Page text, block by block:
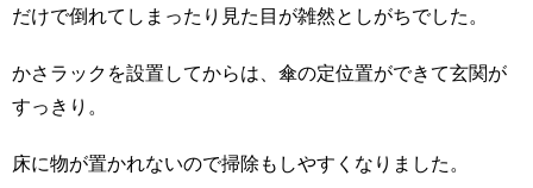
だけで倒れてしまったり見た目が雑然としがちでした。
かさラックを設置してからは、傘の定位置ができて玄関が
すっきり。
床に物が置かれないので掃除もしやすくなりました。